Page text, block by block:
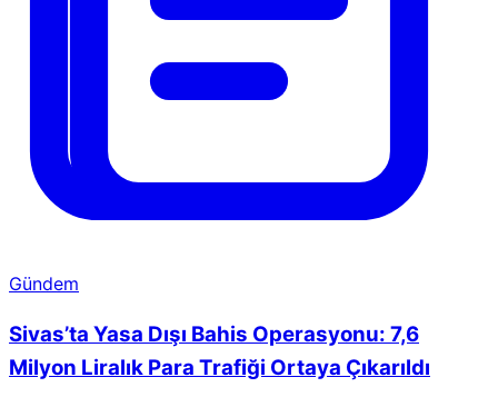
Gündem
Sivas’ta Yasa Dışı Bahis Operasyonu: 7,6
Milyon Liralık Para Trafiği Ortaya Çıkarıldı